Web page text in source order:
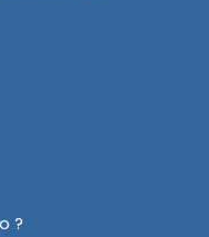
?
de Saúde,
Dependentes
Voluntária